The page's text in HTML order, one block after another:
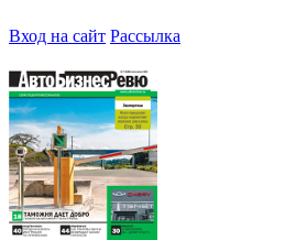
Вход на сайт Рассылка